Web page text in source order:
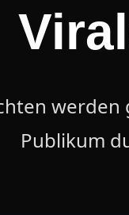
Publikum